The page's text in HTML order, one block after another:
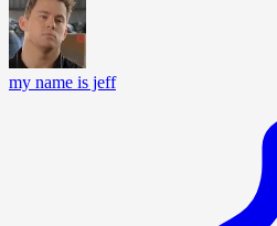
my name is jeff